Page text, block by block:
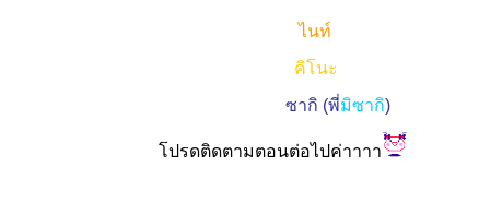
ไนท์
คิโนะ
ซากิ (พี่มิซากิ)
โปรดติดตามตอนต่อไปค่าาาา